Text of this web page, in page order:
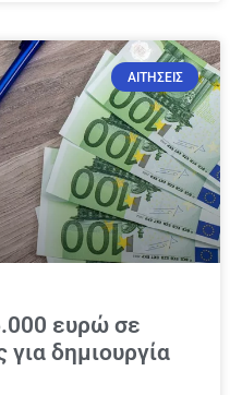
ΑΙΤΗΣΕΙΣ
ευρώ σε
για δημιουργία